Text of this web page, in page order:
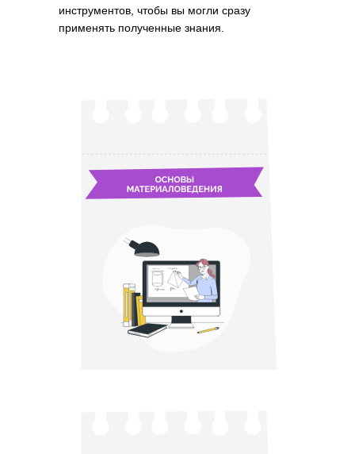
инструментов, чтобы вы могли сразу
применять полученные знания.